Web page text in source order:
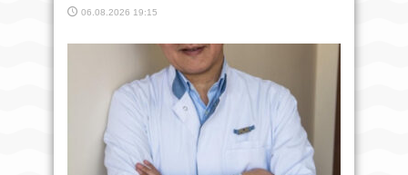
06.08.2026 19:15